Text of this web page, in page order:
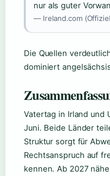
nur als guter
— Ireland.com
Die Quellen
dominiert
Vatertag in Irland und
Juni. Beide Länder
Struktur sorgt für
Rechtsanspruch auf
kennen. Ab 2027